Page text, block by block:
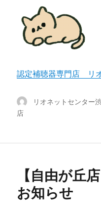
認定補聴器専門店 リ
投
リオネットセンター
店
【自由が丘
お知らせ